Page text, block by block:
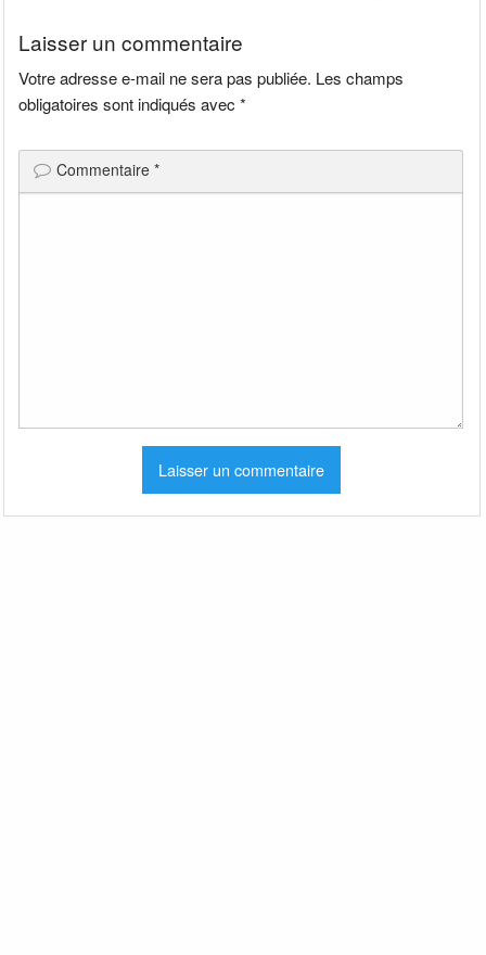
Laisser un commentaire
Votre adresse e-mail ne sera pas publiée. Les champs
obligatoires sont indiqués avec*
Commentaire*